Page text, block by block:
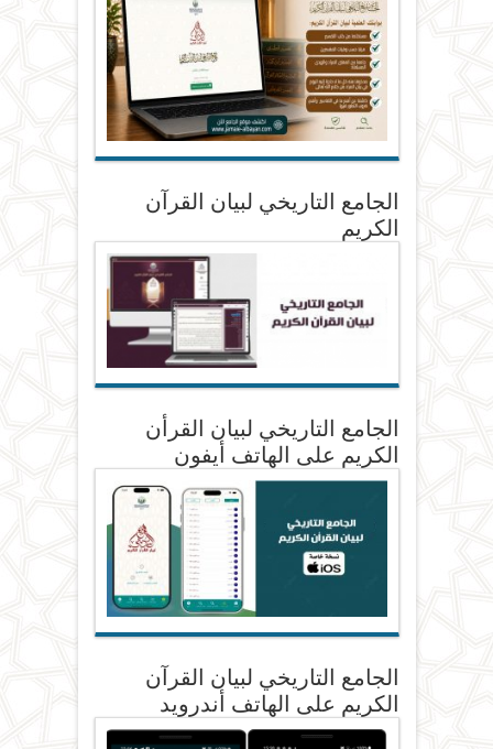
الجامع التاريخي لبيان القرآن
الكريم
الجامع التاريخي لبيان القرأن
الكريم على الهاتف أيفون
الجامع التاريخي لبيان القرآن
الكريم على الهاتف أندرويد